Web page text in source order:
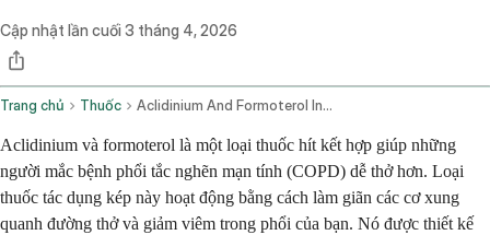
Cập nhật lần cuối 3 tháng 4, 2026
Trang chủ Thuốc Aclidinium And Formoterol Inhalation Route
Aclidinium và formoterol là một loại thuốc hít kết hợp giúp những
người mắc bệnh phổi tắc nghẽn mạn tính (COPD) dễ thở hơn. Loại
thuốc tác dụng kép này hoạt động bằng cách làm giãn các cơ xung
quanh đường thở và giảm viêm trong phổi của bạn. Nó được thiết kế